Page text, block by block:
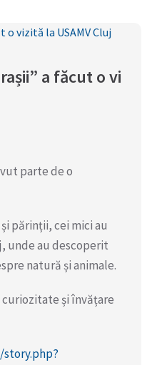
a făcut o vi
parte de o
părinții, cei mici au
unde au descoperit
natură și animale.
și învățare